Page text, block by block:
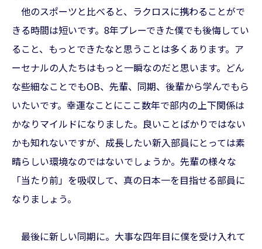
他のスポーツと比べると、ラクロスに携わることがで
きる時間は短いです。8年プレーできた僕でも後悔してい
ること、もっとできたなと思うことは多くあります。ア
ーセナルの人たちはもっと一瞬なのだと思います。どん
な些細なことでもOB、先輩、同期、後輩から学んでもら
いたいです。幸運なことにここ数年で部内の上下関係は
かなりマイルドになりました。良いことばかりではない
かも知れないですが、成長したい新入部員にとっては素
晴らしい環境なのではないでしょうか。先輩の様々な
「当たり前」を吸収して、真の日本一を目指せる部員に
なりましょう。
最後に新しい同期に。大事な四年目に僕を受け入れて